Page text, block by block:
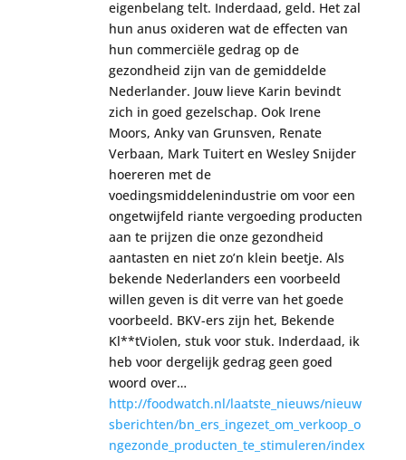
eigenbelang telt. Inderdaad, geld. Het zal
hun anus oxideren wat de effecten van
hun commerciële gedrag op de
gezondheid zijn van de gemiddelde
Nederlander. Jouw lieve Karin bevindt
zich in goed gezelschap. Ook Irene
Moors, Anky van Grunsven, Renate
Verbaan, Mark Tuitert en Wesley Snijder
hoereren met de
voedingsmiddelenindustrie om voor een
ongetwijfeld riante vergoeding producten
aan te prijzen die onze gezondheid
aantasten en niet zo’n klein beetje. Als
bekende Nederlanders een voorbeeld
willen geven is dit verre van het goede
voorbeeld. BKV-ers zijn het, Bekende
Kl**tViolen, stuk voor stuk. Inderdaad, ik
heb voor dergelijk gedrag geen goed
woord over…
http://foodwatch.nl/laatste_nieuws/nieuw
sberichten/bn_ers_ingezet_om_verkoop_o
ngezonde_producten_te_stimuleren/index